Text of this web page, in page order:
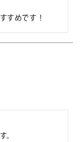
すめです！
。